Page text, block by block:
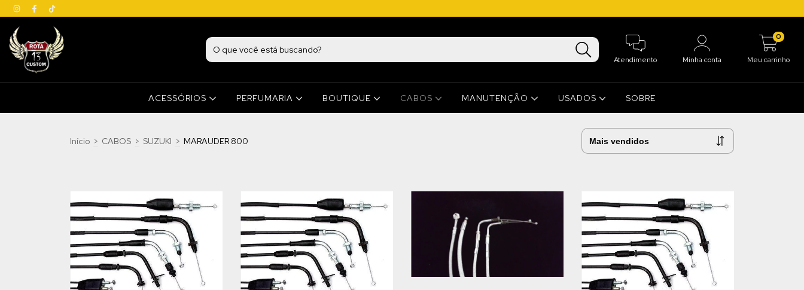
Atendimento Minha conta Meu carrinho
0
ACESSÓRIOS PERFUMARIA BOUTIQUE CABOS MANUTENÇÃO USADOS SOBRE
Início > CABOS > SUZUKI > MARAUDER 800